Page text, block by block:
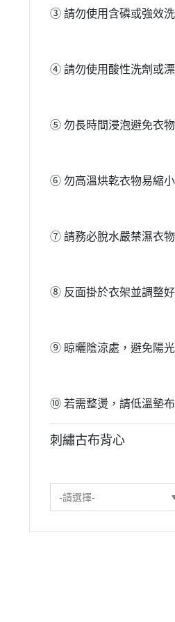
③ 請勿使用含磷或強效洗
④ 請勿使用酸性洗劑或漂
⑤ 勿長時間浸泡避免衣物
⑥ 勿高溫烘乾衣物易縮小
⑦ 請務必脫水嚴禁濕衣物
⑧ 反面掛於衣架並調整好
⑨ 晾曬陰涼處，避免陽光
⑩ 若需整燙，請低溫墊布
刺繡古布背心
-請選擇-